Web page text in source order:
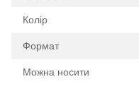
Колір
Формат
Можна носити